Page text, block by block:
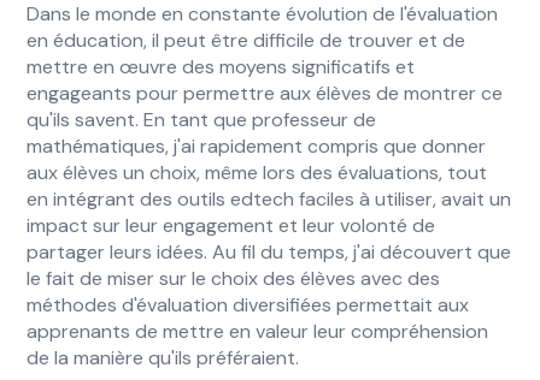
Dans le monde en constante évolution de l'évaluation
en éducation, il peut être difficile de trouver et de
mettre en œuvre des moyens significatifs et
engageants pour permettre aux élèves de montrer ce
qu'ils savent. En tant que professeur de
mathématiques, j'ai rapidement compris que donner
aux élèves un choix, même lors des évaluations, tout
en intégrant des outils edtech faciles à utiliser, avait un
impact sur leur engagement et leur volonté de
partager leurs idées. Au fil du temps, j'ai découvert que
le fait de miser sur le choix des élèves avec des
méthodes d'évaluation diversifiées permettait aux
apprenants de mettre en valeur leur compréhension
de la manière qu'ils préféraient.